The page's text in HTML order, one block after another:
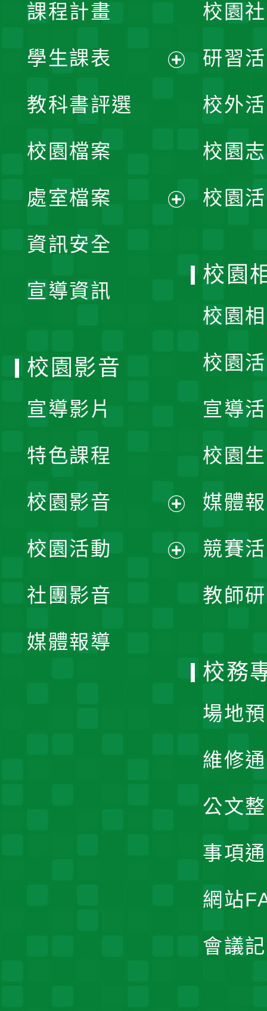
課程計畫
學生課表
單
教科書評選
校園檔案
處室檔案
資訊安全
宣導資訊
校園
研習
校外
校園
校園
校園
校園
校園
宣導
校園
媒體
競賽
教師
校園影音
宣導影片
特色課程
校園影音
開
校園活動
社團影音
媒體報導
校務
場地
維修
公文
事項
網站
會議